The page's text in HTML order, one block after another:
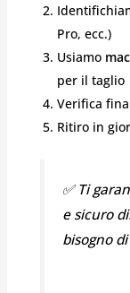
Pro, ecc.)
Usiamo
per il taglio
Verifica
Ritiro in
✅ Ti
e sicuro
bisogno